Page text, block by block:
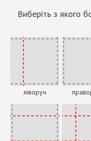
Виберіть з якого
ліворуч